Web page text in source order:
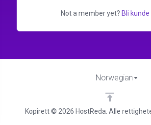
Not a member yet? Bli kunde
Kopirett © 2026 HostReda. Alle
Norwegian